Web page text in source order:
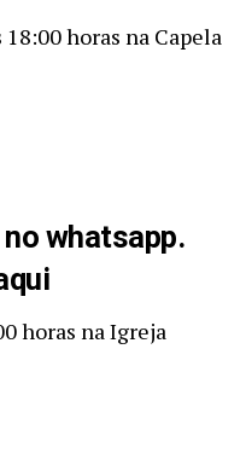
horas na Capela
whatsapp.
horas na Igreja